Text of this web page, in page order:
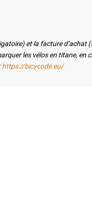
et la facture d’achat
les vélos en titane, en
https://bicycode.eu/